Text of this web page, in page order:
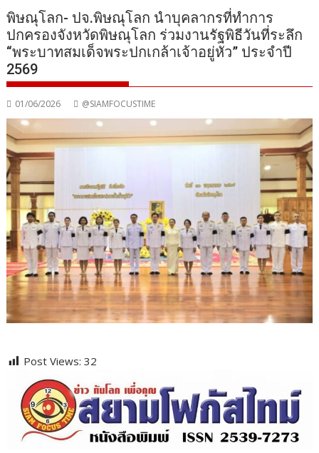
พิษณุโลก- ปจ.พิษณุโลก นำบุคลากรที่ทำการ
ปกครองจังหวัดพิษณุโลก ร่วมงานรัฐพิธีวันที่ระลึก
“พระบาทสมเด็จพระปกเกล้าเจ้าอยู่หัว” ประจำปี
2569
01/06/2026 @SIAMFOCUSTIME
Post Views: 32